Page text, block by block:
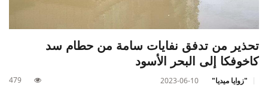
تحذير من تدفق نفايات سامة من حطام سد
كاخوفكا إلى البحر الأسود
"زوايا ميديا" 2023-06-10
479